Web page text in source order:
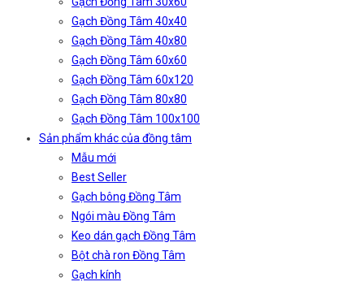
Gạch Đồng Tâm 40x40
Gạch Đồng Tâm 40x80
Gạch Đồng Tâm 60x60
Gạch Đồng Tâm 60x120
Gạch Đồng Tâm 80x80
Gạch Đồng Tâm 100x100
Sản phẩm khác của đồng tâm
Mẫu mới
Best Seller
Gạch bông Đồng Tâm
Ngói màu Đồng Tâm
Keo dán gạch Đồng Tâm
Bột chà ron Đồng Tâm
Gạch kính